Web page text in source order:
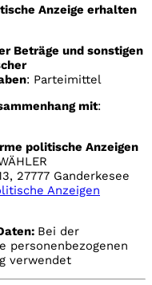
Anzeige erhalten
Beträge und sonstigen
: Parteimittel
mit:
politische Anzeigen
27777 Ganderkesee
Anzeigen
Bei der
personenbezogenen
verwendet